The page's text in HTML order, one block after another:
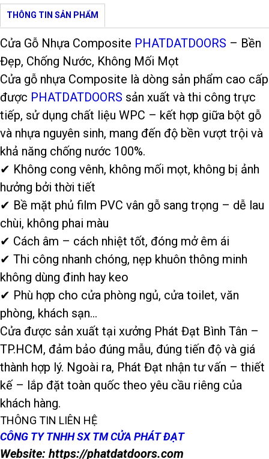
THÔNG TIN SẢN PHẨM
Cửa Gỗ Nhựa Composite PHATDATDOORS – Bền
Đẹp, Chống Nước, Không Mối Mọt
Cửa gỗ nhựa Composite là dòng sản phẩm cao cấp
được PHATDATDOORS sản xuất và thi công trực
tiếp, sử dụng chất liệu WPC – kết hợp giữa bột gỗ
và nhựa nguyên sinh, mang đến độ bền vượt trội và
khả năng chống nước 100%.
✔ Không cong vênh, không mối mọt, không bị ảnh
hưởng bởi thời tiết
✔ Bề mặt phủ film PVC vân gỗ sang trọng – dễ lau
chùi, không phai màu
✔ Cách âm – cách nhiệt tốt, đóng mở êm ái
✔ Thi công nhanh chóng, nẹp khuôn thông minh
không dùng đinh hay keo
✔ Phù hợp cho cửa phòng ngủ, cửa toilet, văn
phòng, khách sạn…
Cửa được sản xuất tại xưởng Phát Đạt Bình Tân –
TP.HCM, đảm bảo đúng mẫu, đúng tiến độ và giá
thành hợp lý. Ngoài ra, Phát Đạt nhận tư vấn – thiết
kế – lắp đặt toàn quốc theo yêu cầu riêng của
khách hàng.
THÔNG TIN LIÊN HỆ
CÔNG TY TNHH SX TM CỬA PHÁT ĐẠT
Website: https://phatdatdoors.com